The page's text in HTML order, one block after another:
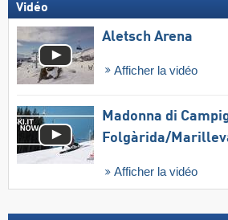
Vidéo
Aletsch Arena
Afficher la vidéo
Madonna di
Folgàrida/​
Afficher la vidéo